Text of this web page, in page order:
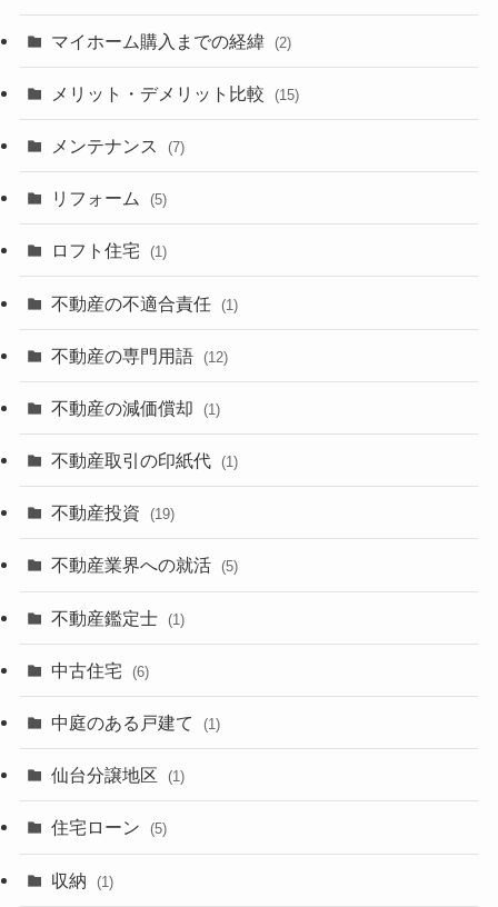
マイホーム購入までの経緯 (2)
メリット・デメリット比較 (15)
メンテナンス (7)
リフォーム (5)
ロフト住宅 (1)
不動産の不適合責任 (1)
不動産の専門用語 (12)
不動産の減価償却 (1)
不動産取引の印紙代 (1)
不動産投資 (19)
不動産業界への就活 (5)
不動産鑑定士 (1)
中古住宅 (6)
中庭のある戸建て (1)
仙台分譲地区 (1)
住宅ローン (5)
収納 (1)